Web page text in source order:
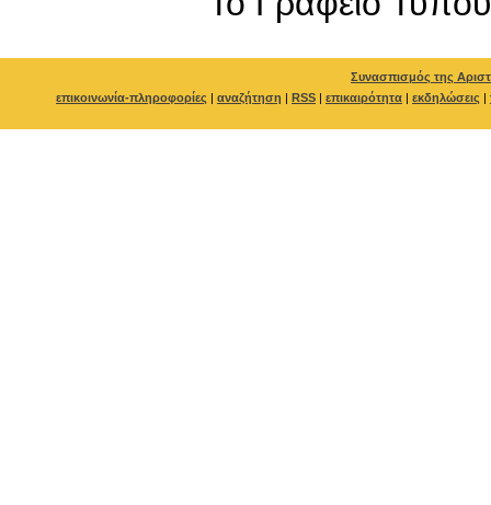
Συνασπισμός της
επικοινωνία-πληροφορίες | αναζήτηση | RSS | επικαιρότητα | εκδηλώσεις |